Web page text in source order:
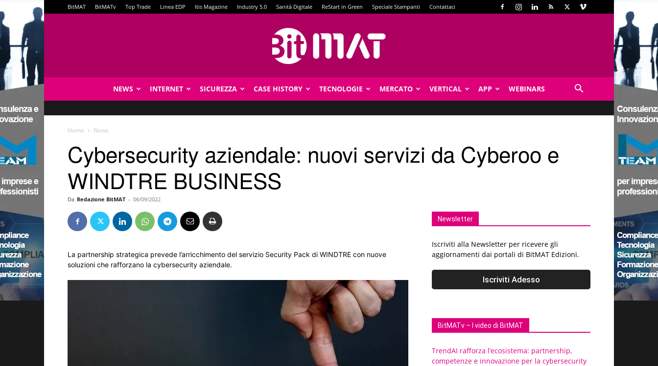
BitMAT BitMATv Top Trade Linea EDP Itis Magazine Industry 5.0 Sanità Digitale ReStart in Green Speciale Stampanti Contattaci
NEWS INTERNET SICUREZZA CASE HISTORY TECNOLOGIE MERCATO VERTICAL APP WEBINARS
Home News
Cybersecurity aziendale: nuovi servizi da Cyberoo e
WINDTRE BUSINESS
Da Redazione BitMAT - 06/09/2022
La partnership strategica prevede l’arricchimento del servizio Security Pack di WINDTRE con nuove
soluzioni che rafforzano la cybersecurity aziendale.
Newsletter
Iscriviti alla Newsletter per ricevere gli
aggiornamenti dai portali di BitMAT Edizioni.
BitMATv – I video di BitMAT
TrendAI rafforza l’ecosistema: partnership,
competenze e innovazione per la cybersecurity